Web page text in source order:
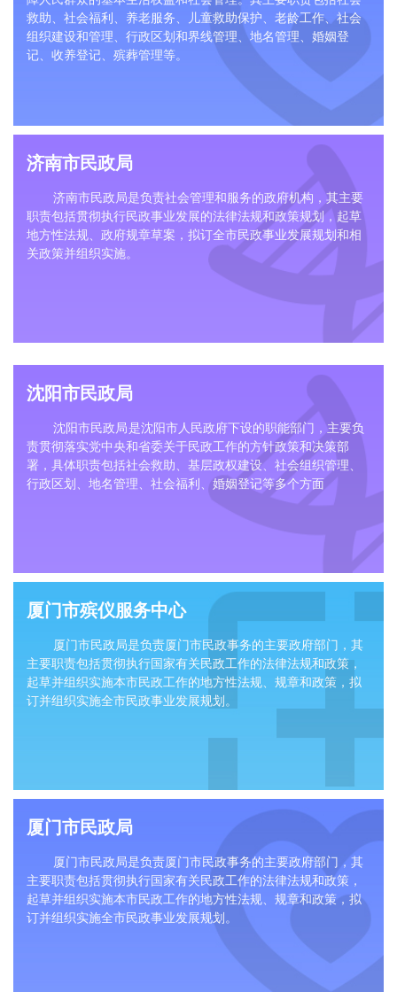
救助、社会福利、养老服务、儿童救助保护、老龄工作、社会
组织建设和管理、行政区划和界线管理、地名管理、婚姻登
记、收养登记、殡葬管理等‌。
济南市民政局
济南市民政局是负责社会管理和服务的政府机构，其主要
职责包括贯彻执行民政事业发展的法律法规和政策规划，起草
地方性法规、政府规章草案，拟订全市民政事业发展规划和相
关政策并组织实施。
沈阳市民政局
沈阳市民政局‌是沈阳市人民政府下设的职能部门，主要负
责贯彻落实党中央和省委关于民政工作的方针政策和决策部
署，具体职责包括社会救助、基层政权建设、社会组织管理、
行政区划、地名管理、社会福利、婚姻登记等多个方面‌
厦门市殡仪服务中心
‌厦门市民政局‌是负责厦门市民政事务的主要政府部门，其
主要职责包括贯彻执行国家有关民政工作的法律法规和政策，
起草并组织实施本市民政工作的地方性法规、规章和政策，拟
订并组织实施全市民政事业发展规划。
厦门市民政局
‌厦门市民政局‌是负责厦门市民政事务的主要政府部门，其
主要职责包括贯彻执行国家有关民政工作的法律法规和政策，
起草并组织实施本市民政工作的地方性法规、规章和政策，拟
订并组织实施全市民政事业发展规划。